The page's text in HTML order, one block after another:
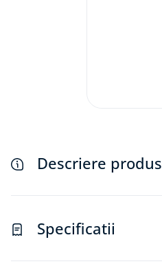
Descriere produs
Specificatii